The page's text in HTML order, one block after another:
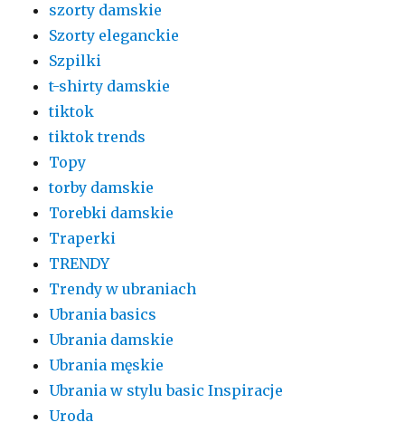
szorty damskie
Szorty eleganckie
Szpilki
t-shirty damskie
tiktok
tiktok trends
Topy
torby damskie
Torebki damskie
Traperki
TRENDY
Trendy w ubraniach
Ubrania basics
Ubrania damskie
Ubrania męskie
Ubrania w stylu basic Inspiracje
Uroda